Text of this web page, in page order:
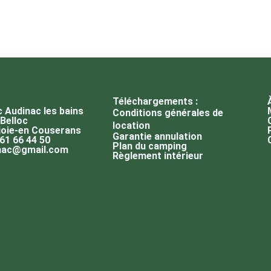
Audinac les bains
en Couserans
66 44 50
Téléchargements :
Conditions générales de
location
Garantie annulation
Plan du camping
Règlement intérieur